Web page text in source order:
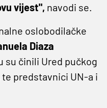
vijest", navodi se.
oslobodilačke
Diaza
su činili Ured pučkog
predstavnici UN-a i